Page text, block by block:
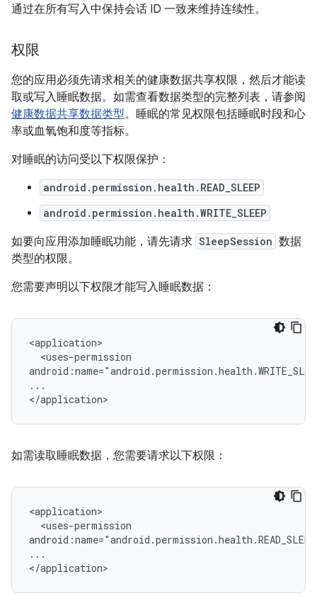
通过在所有写入中保持会话 ID 一致来维持连续性。
权限
您的应用必须先请求相关的健康数据共享权限，然后才能读
取或写入睡眠数据。如需查看数据类型的完整列表，请参阅
健康数据共享数据类型。睡眠的常见权限包括睡眠时段和心
率或血氧饱和度等指标。
对睡眠的访问受以下权限保护：
android.permission.health.READ_SLEEP
android.permission.health.WRITE_SLEEP
如要向应用添加睡眠功能，请先请求 SleepSession 数据
类型的权限。
您需要声明以下权限才能写入睡眠数据：
<uses-permission
...
如需读取睡眠数据，您需要请求以下权限：
<uses-permission
...